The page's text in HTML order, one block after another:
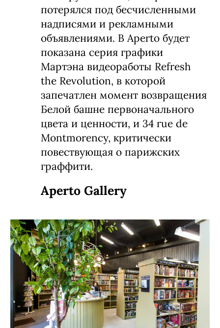
потерялся под бесчисленными
надписями и рекламными
объявлениями. В Aperto будет
показана серия графики
Мартэна видеоработы Refresh
the Revolution, в которой
запечатлен момент возвращения
Белой башне первоначального
цвета и ценности, и 34 rue de
Montmorency, критически
повествующая о парижских
граффити.
Aperto Gallery